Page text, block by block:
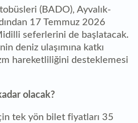
(BADO), Ayvalık-
17 Temmuz 2026
seferlerini de başlatacak.
deniz ulaşımına katkı
hareketliliğini desteklemesi
olacak?
tek yön bilet fiyatları 35